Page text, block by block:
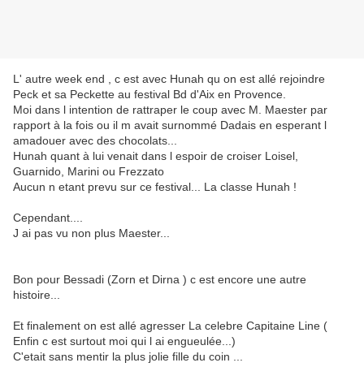
L' autre week end , c est avec Hunah qu on est allé rejoindre
Peck et sa Peckette au festival Bd d'Aix en Provence.
Moi dans l intention de rattraper le coup avec M. Maester par
rapport à la fois ou il m avait surnommé Dadais en esperant l
amadouer avec des chocolats...
Hunah quant à lui venait dans l espoir de croiser Loisel,
Guarnido, Marini ou Frezzato
Aucun n etant prevu sur ce festival... La classe Hunah !
Cependant....
J ai pas vu non plus Maester...
Bon pour Bessadi (Zorn et Dirna ) c est encore une autre
histoire...
Et finalement on est allé agresser La celebre Capitaine Line (
Enfin c est surtout moi qui l ai engueulée...)
C'etait sans mentir la plus jolie fille du coin ...